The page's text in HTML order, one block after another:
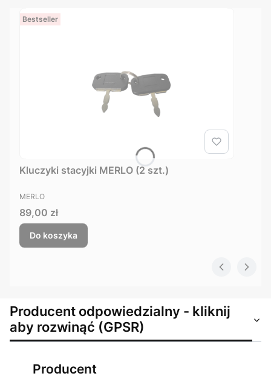
Bestseller
Kluczyki stacyjki MERLO (2 szt.)
PRODUCENT
MERLO
Cena
89,00 zł
Do koszyka
Producent odpowiedzialny - kliknij
aby rozwinąć (GPSR)
Producent